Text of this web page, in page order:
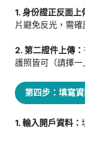
1. 身份證正反面上
片避免反光，需
2. 第二證件上傳：
護照皆可（請擇一
第四步：填寫
1. 輸入開戶資料：